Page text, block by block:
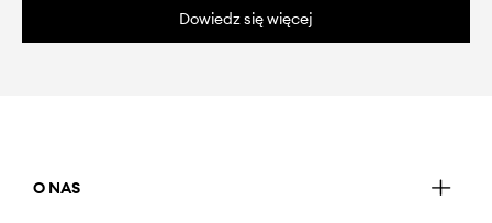
Dowiedz się więcej
O NAS